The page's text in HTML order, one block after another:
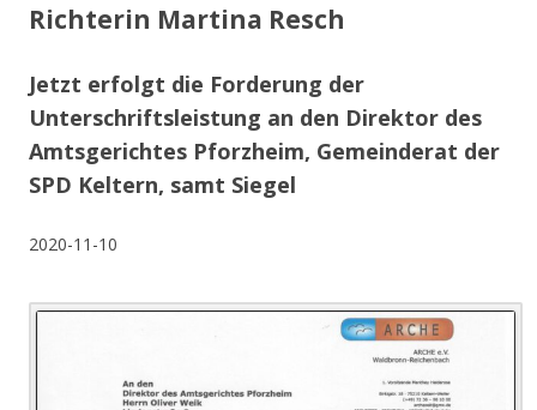
Richterin Martina Resch
Jetzt erfolgt die Forderung der
Unterschriftsleistung an den Direktor des
Amtsgerichtes Pforzheim, Gemeinderat der
SPD Keltern, samt Siegel
2020-11-10